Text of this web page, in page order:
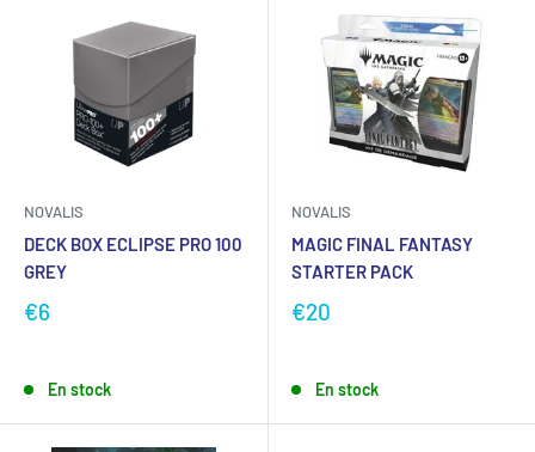
NOVALIS
DECK BOX ECLIPSE PRO 100
GREY
€6
En stock
NOVALIS
MAGIC FINAL FANTASY
STARTER PACK
€20
En stock